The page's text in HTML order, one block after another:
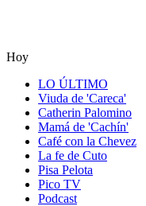
Hoy
LO ÚLTIMO
Viuda de 'Careca'
Catherin Palomino
Mamá de 'Cachín'
Café con la Chevez
La fe de Cuto
Pisa Pelota
Pico TV
Podcast